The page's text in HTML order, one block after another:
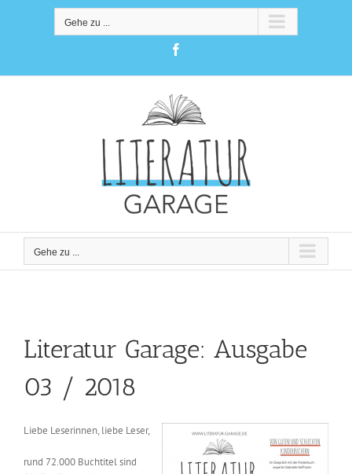
Gehe zu ...
Gehe zu ...
Literatur Garage: Ausgabe
03 / 2018
Liebe Leserinnen, liebe Leser,
rund 72.000 Buchtitel sind